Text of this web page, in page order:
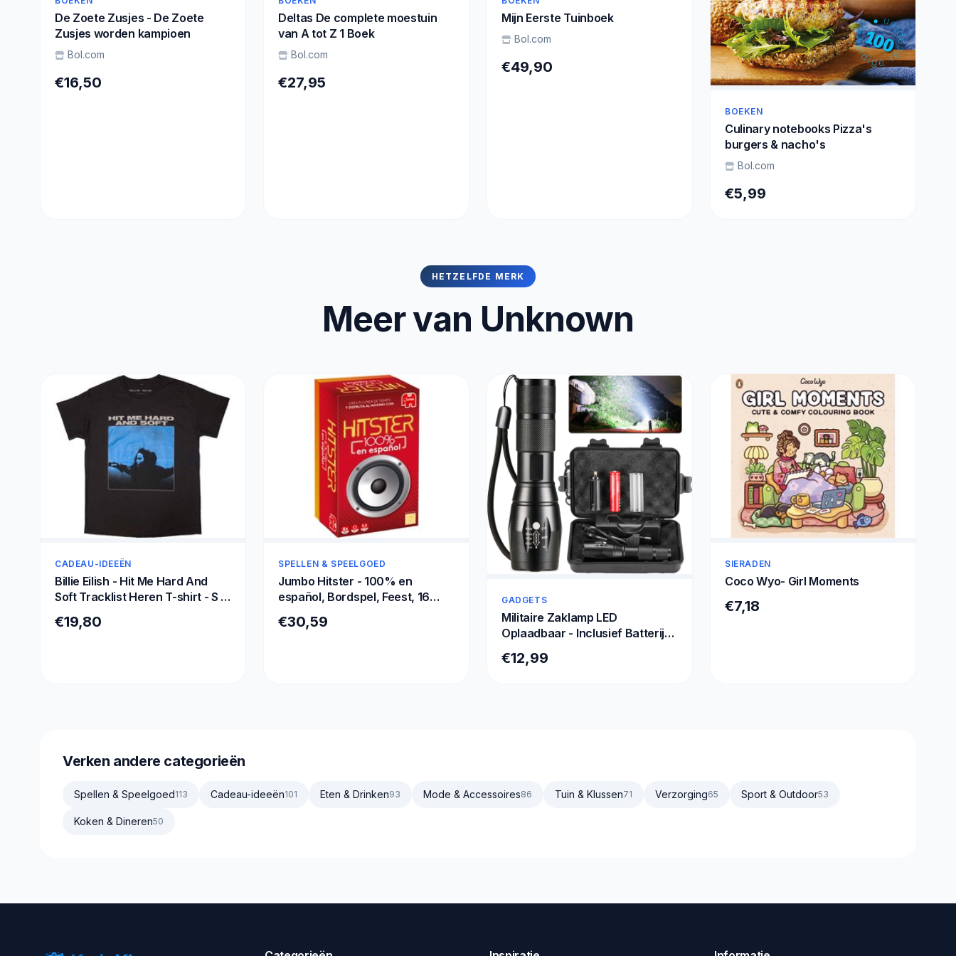
De Zoete Zusjes - De Zoete
Zusjes worden kampioen
Bol.com
€16,50
Deltas De complete moestuin
van A tot Z 1 Boek
Bol.com
€27,95
Mijn Eerste Tuinboek
Bol.com
€49,90
BOEKEN
Culinary notebooks Pizza's
burgers & nacho's
Bol.com
€5,99
HETZELFDE MERK
Meer van Unknown
CADEAU-IDEEËN
Billie Eilish - Hit Me Hard And
Soft Tracklist Heren T-shirt - S -
€19,80
SPELLEN & SPEELGOED
Jumbo Hitster - 100% en
español, Bordspel, Feest, 16
€30,59
GADGETS
Militaire Zaklamp LED
Oplaadbaar - Inclusief Batterij
Zaklantaarn
€12,99
SIERADEN
Coco Wyo- Girl Moments
€7,18
Verken andere categorieën
Spellen & Speelgoed113 Cadeau-ideeën101 Eten & Drinken93 Mode & Accessoires86 Tuin & Klussen71 Verzorging65 Sport & Outdoor53
Koken & Dineren50